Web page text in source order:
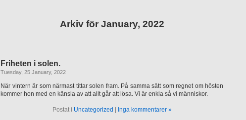
Arkiv för January, 2022
Friheten i solen.
Tuesday, 25 January, 2022
När vintern är som närmast tittar solen fram. På samma sätt som regnet om hösten
kommer hon med en känsla av att allt går att lösa. Vi är enkla så vi människor.
Postat i Uncategorized Inga kommentarer »